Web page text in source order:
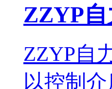
ZZYP
ZZYP自
以控制